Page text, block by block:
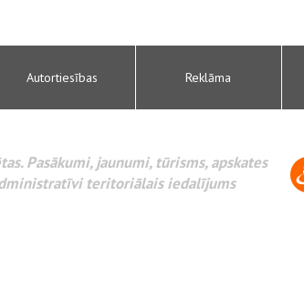
Autortiesības Reklāma
Pasākumi, jaunumi, tūrisms, apskates
teritoriālais iedalījums